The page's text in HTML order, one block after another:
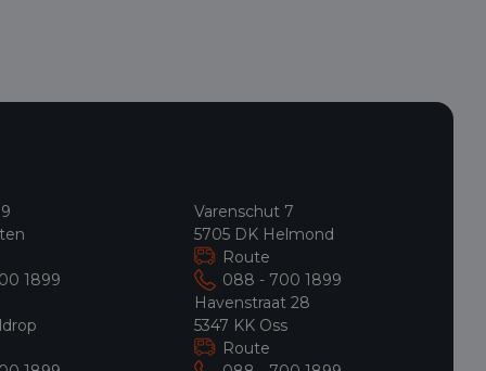
1899
Varenschut 7
5705 DK Helmond
Route
088 - 700 1899
Havenstraat 28
5347 KK Oss
Route